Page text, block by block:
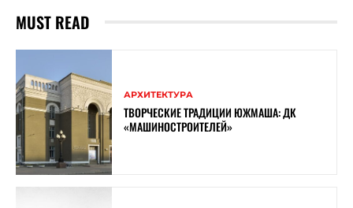
MUST READ
АРХИТЕКТУРА
ТВОРЧЕСКИЕ ТРАДИЦИИ ЮЖМАША: ДК
«МАШИНОСТРОИТЕЛЕЙ»